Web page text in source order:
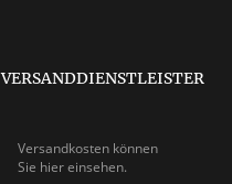
VERSANDDIENSTLEISTER
Versandkosten können
Sie hier einsehen.